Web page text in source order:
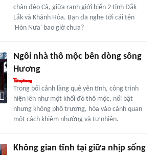
chân đèo Cả, giữa ranh giới biển 2 tỉnh Đắk
Lắk và Khánh Hòa. Bạn đã nghe tới cái tên
'Hòn Nưa' bao giờ chưa?
Ngôi nhà thô mộc bên dòng sông
Hương
Trong bối cảnh làng quê yên tĩnh, công trình
hiện lên như một khối đỏ thô mộc, nổi bật
nhưng không phô trương, hòa vào cảnh quan
một cách khiêm nhường và tự nhiên.
Không gian tĩnh tại giữa nhịp sống